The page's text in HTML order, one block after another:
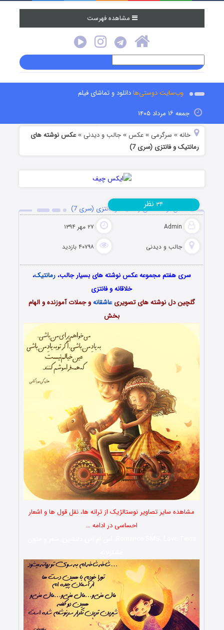
مشاهده فهرست
وب‌سایت دوستی‌هادانلود و تماشای فیلم
جمعه ۱۶ مرداد ۱۴۰۵
خانه » سرگرمی »عکس »جالب و دیدنی »عکس نوشته های
رمانتیک و فانتزی (سری 7)
عکس نوشته های رمانتیک و فانتزی (سری 7)
Admin ۲۷ مهر ۱۳۹۴
جالب و دیدنی ۴۰۷۹۸ بازدید
۳۴ نظر
سری هفتم مجموعه عکس نوشته های بسیار جالب،رمانتیک،
خلاقانه و فانتزی
گلچین دل نوشته های تصویریعاشقانهو جملات آموزنده و الهام
بخش
مشاهده سایر تصاویر نوستالژیک از ترانه ها، نقل قول ها و اشعار
احساسی در ادامه …